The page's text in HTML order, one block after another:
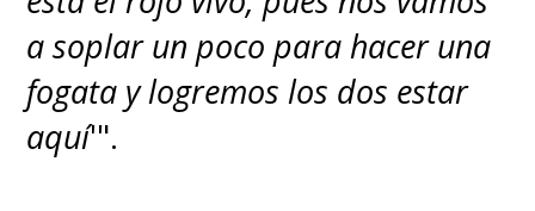
a soplar un poco para hacer una
fogata y logremos los dos estar
aquí'".